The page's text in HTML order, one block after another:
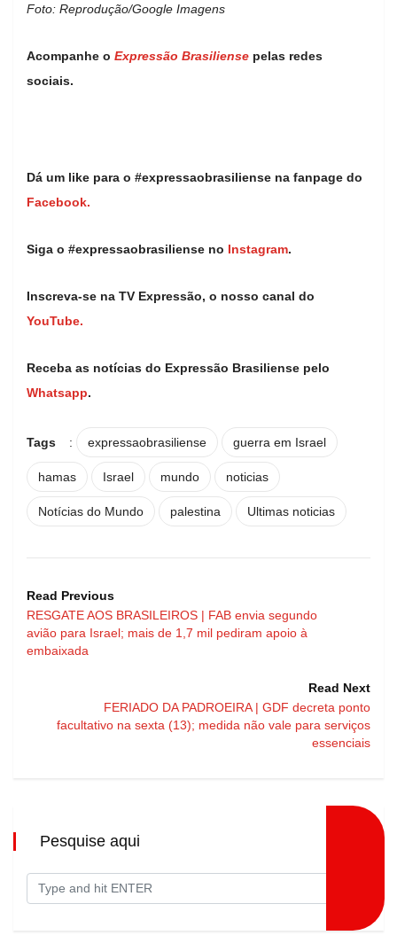
Foto: Reprodução/Google Imagens
Acompanhe o Expressão Brasiliense pelas redes
sociais.
Dá um like para o #expressaobrasiliense na fanpage do
Facebook.
Siga o #expressaobrasiliense no Instagram.
Inscreva-se na TV Expressão, o nosso canal do
YouTube.
Receba as notícias do Expressão Brasiliense pelo
Whatsapp.
Tags : expressaobrasiliense guerra em Israel
hamas Israel mundo noticias
Notícias do Mundo palestina Ultimas noticias
Read Previous
RESGATE AOS BRASILEIROS | FAB envia segundo
avião para Israel; mais de 1,7 mil pediram apoio à
embaixada
Read Next
FERIADO DA PADROEIRA | GDF decreta ponto
facultativo na sexta (13); medida não vale para serviços
essenciais
Pesquise aqui